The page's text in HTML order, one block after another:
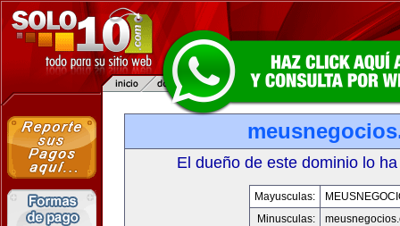
El dueño de este dominio lo
Mayusculas:
Minusculas: